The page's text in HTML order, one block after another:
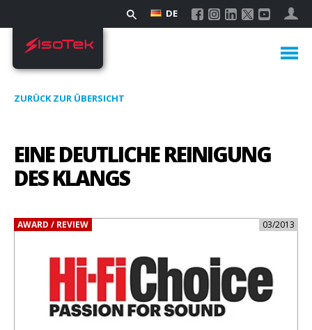
DE
ZURÜCK ZUR ÜBERSICHT
EINE DEUTLICHE REINIGUNG
DES KLANGS
AWARD / REVIEW 03/2013